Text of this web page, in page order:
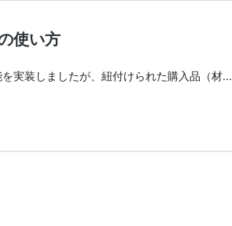
使い方
実装しましたが、紐付けられた購入品（材...